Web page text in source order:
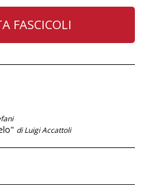
FASCICOLI
di Luigi Accattoli